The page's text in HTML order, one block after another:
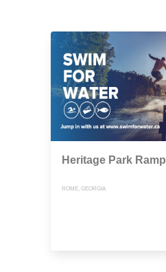
Heritage Park Ramp
ROME, GEORGIA